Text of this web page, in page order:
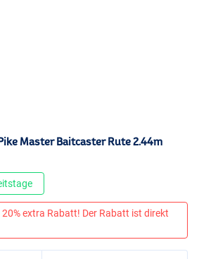
Master Baitcaster Rute 2.44m
extra Rabatt! Der Rabatt ist direkt